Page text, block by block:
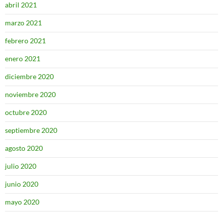
abril 2021
marzo 2021
febrero 2021
enero 2021
diciembre 2020
noviembre 2020
octubre 2020
septiembre 2020
agosto 2020
julio 2020
junio 2020
mayo 2020